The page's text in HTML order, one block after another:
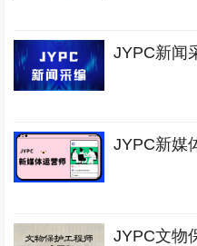
JYPC新闻
JYPC新媒
JYPC文物